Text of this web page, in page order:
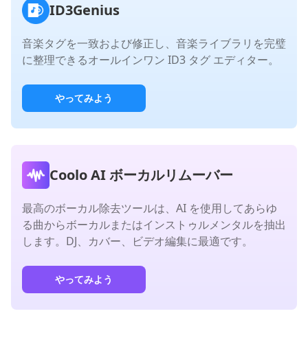
ID3Genius
音楽タグを一致および修正し、音楽ライブラリを完璧
に整理できるオールインワン ID3 タグ エディター。
やってみよう
Coolo AI ボーカルリムーバー
最高のボーカル除去ツールは、AI を使用してあらゆ
る曲からボーカルまたはインストゥルメンタルを抽出
します。DJ、カバー、ビデオ編集に最適です。
やってみよう